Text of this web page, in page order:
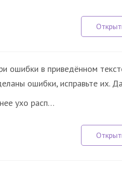
ошибки в приведённом
ошибки, исправьте их.
ухо расп…